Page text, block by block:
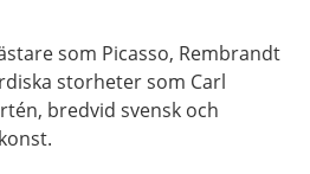
som Picasso, Rembrandt
storheter som Carl
bredvid svensk och